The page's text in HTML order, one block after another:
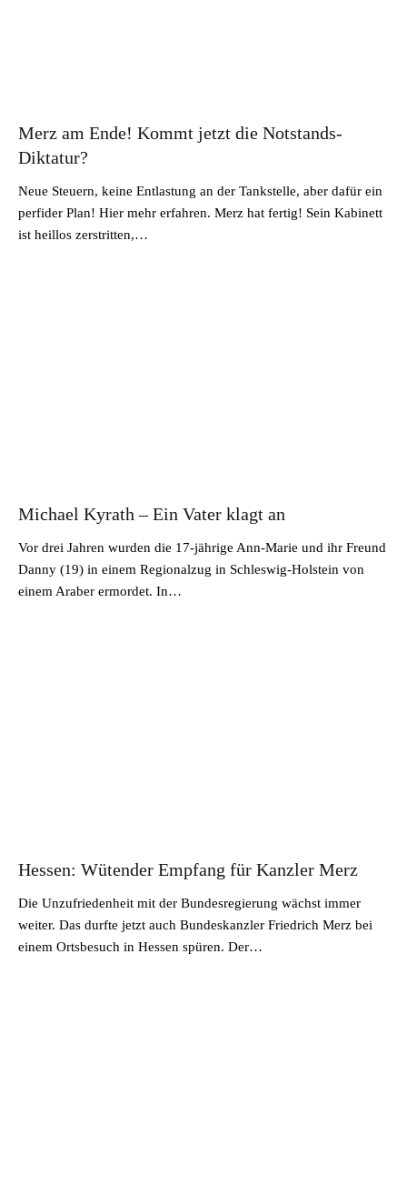
Merz am Ende! Kommt jetzt die Notstands-
Diktatur?
Neue Steuern, keine Entlastung an der Tankstelle, aber dafür ein
perfider Plan! Hier mehr erfahren. Merz hat fertig! Sein Kabinett
ist heillos zerstritten,…
Michael Kyrath – Ein Vater klagt an
Vor drei Jahren wurden die 17-jährige Ann-Marie und ihr Freund
Danny (19) in einem Regionalzug in Schleswig-Holstein von
einem Araber ermordet. In…
Hessen: Wütender Empfang für Kanzler Merz
Die Unzufriedenheit mit der Bundesregierung wächst immer
weiter. Das durfte jetzt auch Bundeskanzler Friedrich Merz bei
einem Ortsbesuch in Hessen spüren. Der…